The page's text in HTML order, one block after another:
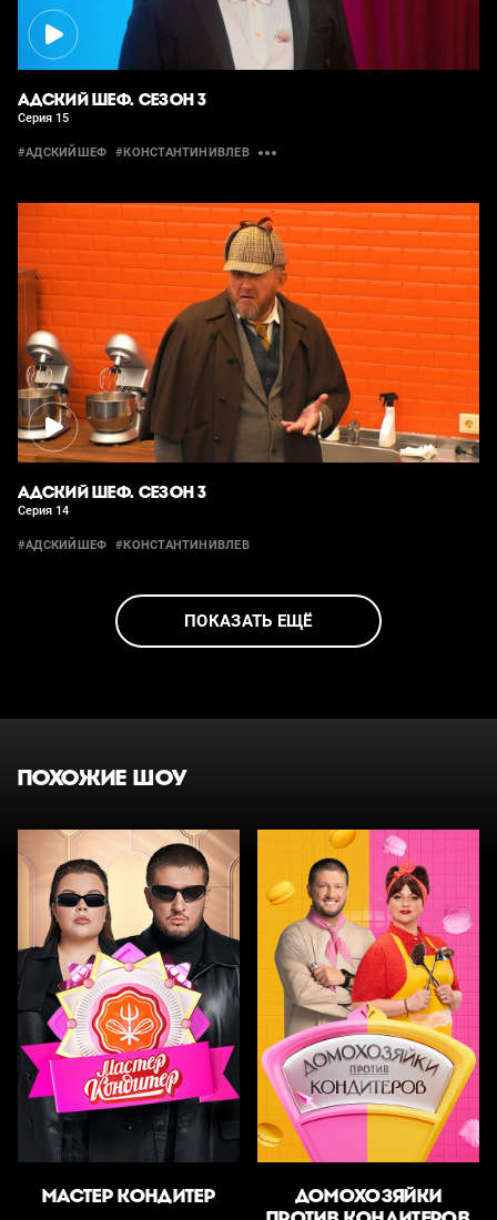
АДСКИЙ ШЕФ. СЕЗОН 3
Серия 15
#АДСКИЙШЕФ #КОНСТАНТИНИВЛЕВ
АДСКИЙ ШЕФ. СЕЗОН 3
Серия 14
#АДСКИЙШЕФ #КОНСТАНТИНИВЛЕВ
ПОКАЗАТЬ ЕЩЁ
ПОХОЖИЕ ШОУ
МАСТЕР КОНДИТЕР
ДОМОХОЗЯЙКИ